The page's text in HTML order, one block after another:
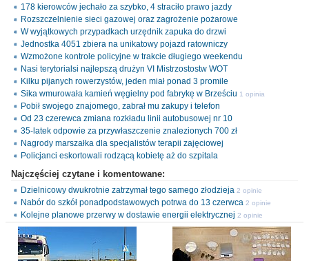
178 kierowców jechało za szybko, 4 straciło prawo jazdy
Rozszczelnienie sieci gazowej oraz zagrożenie pożarowe
W wyjątkowych przypadkach urzędnik zapuka do drzwi
Jednostka 4051 zbiera na unikatowy pojazd ratowniczy
Wzmożone kontrole policyjne w trakcie długiego weekendu
Nasi terytorialsi najlepszą drużyn VI Mistrzostostw WOT
Kilku pijanych rowerzystów, jeden miał ponad 3 promile
Sika wmurowała kamień węgielny pod fabrykę w Brześciu 1 opinia
Pobił swojego znajomego, zabrał mu zakupy i telefon
Od 23 czerewca zmiana rozkładu linii autobusowej nr 10
35-latek odpowie za przywłaszczenie znalezionych 700 zł
Nagrody marszałka dla specjalistów terapii zajęciowej
Policjanci eskortowali rodzącą kobietę aż do szpitala
Najczęściej czytane i komentowane:
Dzielnicowy dwukrotnie zatrzymał tego samego złodzieja 2 opinie
Nabór do szkół ponadpodstawowych potrwa do 13 czerwca 2 opinie
Kolejne planowe przerwy w dostawie energii elektrycznej 2 opinie